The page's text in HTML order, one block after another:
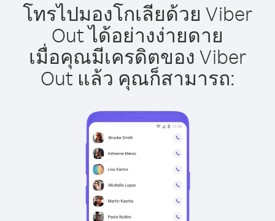
โทรไปมองโกเลียด้วย Viber
Out ได้อย่างง่ายดาย
เมื่อคุณมีเครดิตของ Viber
Out แล้ว คุณก็สามารถ: